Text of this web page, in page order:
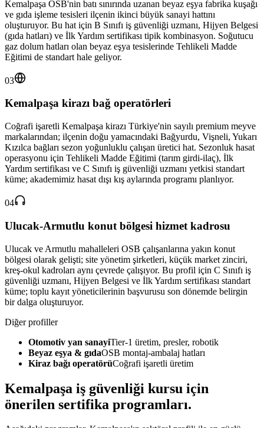
Kemalpaşa OSB'nin batı sınırında uzanan beyaz eşya fabrika kuşağı
ve gıda işleme tesisleri ilçenin ikinci büyük sanayi hattını
oluşturuyor. Bu hat için B Sınıfı iş güvenliği uzmanı, Hijyen Belgesi
(gıda hatları) ve İlk Yardım sertifikası tipik kombinasyon. Soğutucu
gaz dolum hatları olan beyaz eşya tesislerinde Tehlikeli Madde
Eğitimi de standart hale geliyor.
03
Kemalpaşa kirazı bağ operatörleri
Coğrafi işaretli Kemalpaşa kirazı Türkiye'nin sayılı premium meyve
markalarından; ilçenin doğu yamacındaki Bağyurdu, Vişneli, Yukarı
Kızılca bağları sezon yoğunluklu çalışan üretici hat. Sezonluk hasat
operasyonu için Tehlikeli Madde Eğitimi (tarım girdi-ilaç), İlk
Yardım sertifikası ve C Sınıfı iş güvenliği uzmanı yetkisi standart
küme; akademimiz hasat dışı kış aylarında programı planlıyor.
04
Ulucak-Armutlu konut bölgesi hizmet kadrosu
Ulucak ve Armutlu mahalleleri OSB çalışanlarına yakın konut
bölgesi olarak gelişti; site yönetim şirketleri, küçük market zinciri,
kreş-okul kadroları aynı çevrede çalışıyor. Bu profil için C Sınıfı iş
güvenliği uzmanı, Hijyen Belgesi ve İlk Yardım sertifikası standart
küme; toplu kayıt yöneticilerinin başvurusu son dönemde belirgin
bir dalga oluşturuyor.
Diğer profiller
Otomotiv yan sanayiTier-1 üretim, presler, robotik
Beyaz eşya & gıdaOSB montaj-ambalaj hatları
Kiraz bağı operatörüCoğrafi işaretli üretim
Kemalpaşa iş güvenliği kursu için
önerilen sertifika programları.